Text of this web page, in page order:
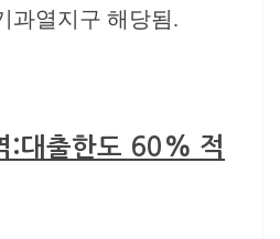
과열지구 해당됨.
:대출한도 60% 적